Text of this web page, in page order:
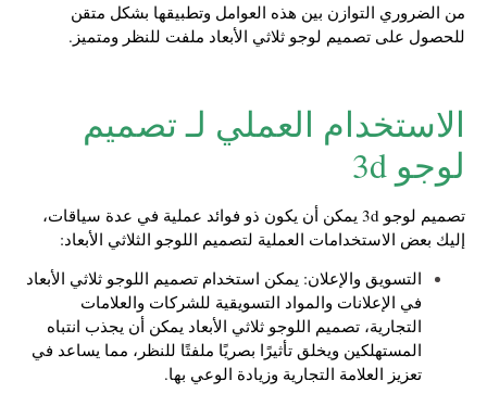
من الضروري التوازن بين هذه العوامل وتطبيقها بشكل متقن
للحصول على تصميم لوجو ثلاثي الأبعاد ملفت للنظر ومتميز.
الاستخدام العملي لـ تصميم
لوجو 3d
تصميم لوجو 3d يمكن أن يكون ذو فوائد عملية في عدة سياقات،
إليك بعض الاستخدامات العملية لتصميم اللوجو الثلاثي الأبعاد:
التسويق والإعلان: يمكن استخدام تصميم اللوجو ثلاثي الأبعاد
في الإعلانات والمواد التسويقية للشركات والعلامات
التجارية، تصميم اللوجو ثلاثي الأبعاد يمكن أن يجذب انتباه
المستهلكين ويخلق تأثيرًا بصريًا ملفتًا للنظر، مما يساعد في
تعزيز العلامة التجارية وزيادة الوعي بها.